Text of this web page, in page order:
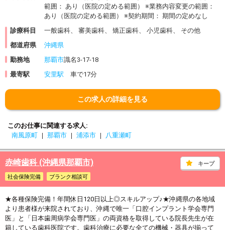
範囲： あり（医院の定める範囲） ※業務内容変更の範囲：
あり（医院の定める範囲） ※契約期間： 期間の定めなし
診療科目
一般歯科、 審美歯科、 矯正歯科、 小児歯科、 その他
都道府県
沖縄県
勤務地
那覇市識名3-17-18
最寄駅
安里駅 車で17分
この求人の詳細を見る
このお仕事に関連する求人
南風原町
那覇市 浦添市 八重瀬町
キープ
赤崎歯科 (沖縄県那覇市)
社会保険完備 ブランク相談可
★各種保険完備！年間休日120日以上◎スキルアップ♪★沖縄県の各地域
より患者様が来院されており、沖縄で唯一「口腔インプラント学会専門
医」と「日本歯周病学会専門医」の両資格を取得している院長先生が在
籍している歯科医院です。歯科治療に必要な全ての機械・器具が揃って